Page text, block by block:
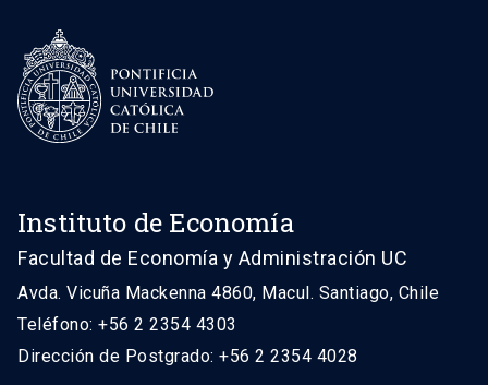
Instituto de Economía
Facultad de Economía y Administración UC
Avda. Vicuña Mackenna 4860, Macul. Santiago, Chile
Teléfono: +56 2 2354 4303
Dirección de Postgrado: +56 2 2354 4028